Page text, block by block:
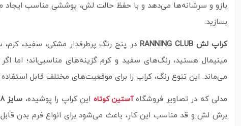
بازو و سرشانه‌ها می‌دهد و با حفظ حالت لش، پوششی مناسب ایجاد
بسازید.
کراپ لش RANNING CLUB
در پنج رنگ پرطرفدار مشکی، سفید،
مینیمال هستید، رنگ‌های سفید و کرم گزینه‌های مناسبی‌اند؛
می‌ماند. این تنوع رنگ، کراپ را برای موقعیت‌های مختلف قابل
مدلی که در تصاویر فروشگاهآستین کوتاه این کراپ را پوشیده، سایز ۳۸ تا ۴۰
برش لش و قد مناسب این کار، باعث می‌شود برای انواع فرم بدن